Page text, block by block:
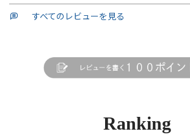
すべてのレビューを見る
Ranking